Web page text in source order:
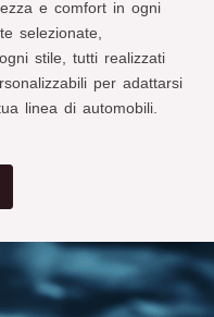
e comfort in ogni
selezionate,
stile, tutti realizzati
per adattarsi
linea di automobili.